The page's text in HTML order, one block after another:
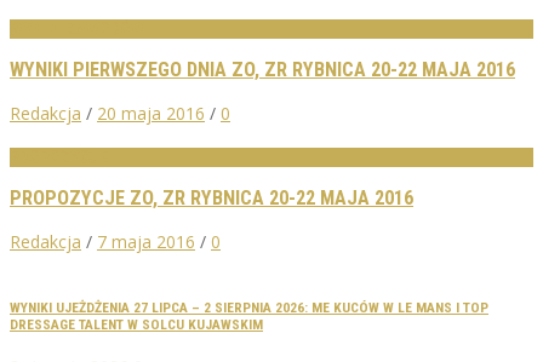
WYNIKI PIERWSZEGO DNIA ZO, ZR RYBNICA 20-22 MAJA 2016
Redakcja / 20 maja 2016 / 0
PROPOZYCJE ZO, ZR RYBNICA 20-22 MAJA 2016
Redakcja / 7 maja 2016 / 0
WYNIKI UJEŻDŻENIA 27 LIPCA – 2 SIERPNIA 2026: ME KUCÓW W LE MANS I TOP
DRESSAGE TALENT W SOLCU KUJAWSKIM